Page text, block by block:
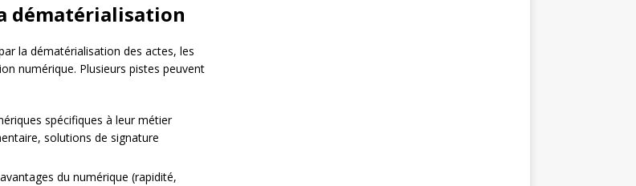
dématérialisation
la dématérialisation des actes, les
numérique. Plusieurs pistes peuvent
spécifiques à leur métier
solutions de signature
du numérique (rapidité,